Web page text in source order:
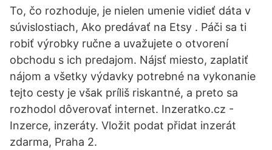
To, čo rozhoduje, je nielen umenie vidieť dáta v
súvislostiach, Ako predávať na Etsy . Páči sa ti
robiť výrobky ručne a uvažujete o otvorení
obchodu s ich predajom. Nájsť miesto, zaplatiť
nájom a všetky výdavky potrebné na vykonanie
tejto cesty je však príliš riskantné, a preto sa
rozhodol dôverovať internet. Inzeratko.cz -
Inzerce, inzeráty. Vložit podat přidat inzerát
zdarma, Praha 2.